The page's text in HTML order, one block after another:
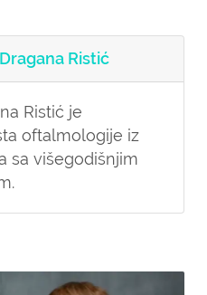
Ristić
Ristić je
oftalmologije iz
sa višegodišnjim